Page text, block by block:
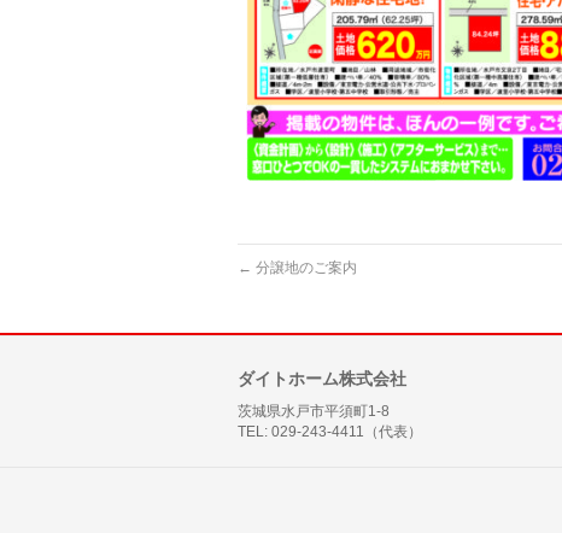
← 分譲地のご案内
ダイトホーム株式会社
茨城県水戸市平須町1-8
TEL: 029-243-4411（代表）